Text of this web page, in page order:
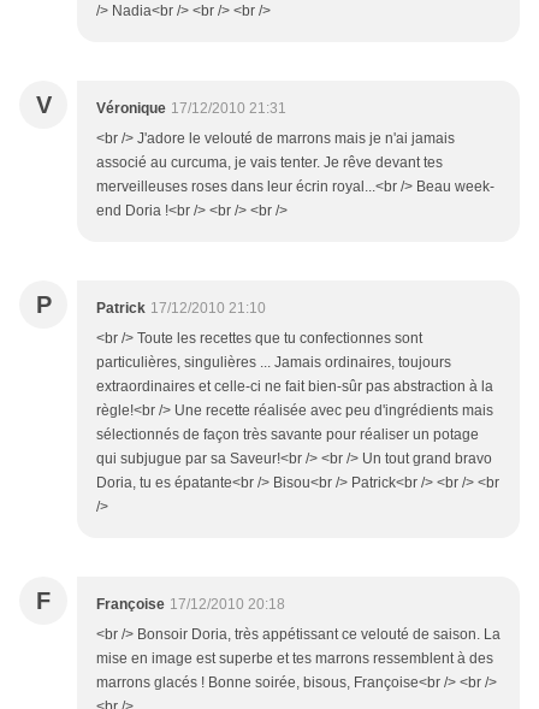
/> Nadia<br /> <br /> <br />
V Véronique 17/12/2010 21:31
<br /> J'adore le velouté de marrons mais je n'ai jamais
associé au curcuma, je vais tenter. Je rêve devant tes
merveilleuses roses dans leur écrin royal...<br /> Beau week-
end Doria !<br /> <br /> <br />
P Patrick 17/12/2010 21:10
<br /> Toute les recettes que tu confectionnes sont
particulières, singulières ... Jamais ordinaires, toujours
extraordinaires et celle-ci ne fait bien-sûr pas abstraction à la
règle!<br /> Une recette réalisée avec peu d'ingrédients mais
sélectionnés de façon très savante pour réaliser un potage
qui subjugue par sa Saveur!<br /> <br /> Un tout grand bravo
Doria, tu es épatante<br /> Bisou<br /> Patrick<br /> <br /> <br
/>
F Françoise 17/12/2010 20:18
<br /> Bonsoir Doria, très appétissant ce velouté de saison. La
mise en image est superbe et tes marrons ressemblent à des
marrons glacés ! Bonne soirée, bisous, Françoise<br /> <br />